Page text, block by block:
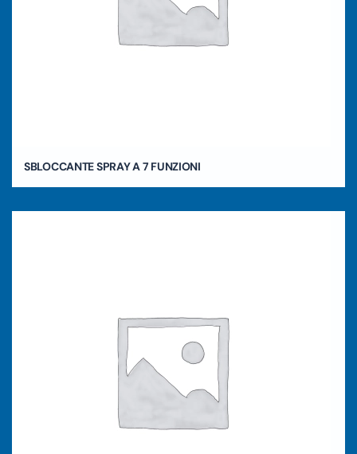
SBLOCCANTE SPRAY A 7 FUNZIONI